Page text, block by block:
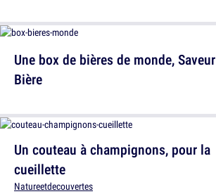
Une box de bières de monde, Saveur
Bière
Un couteau à champignons, pour la
cueillette
Natureetdecouvertes